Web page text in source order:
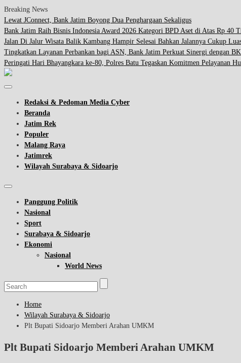
Breaking News
Lewat JConnect, Bank Jatim Boyong Dua Penghargaan Sekaligus
Bank Jatim Raih Bisnis Indonesia Award 2026 Kategori BPD Aset di Atas Rp 40
Jalan Di Jalur Wisata Balik Kambang Hampir Selesai Bahkan Jalannya Cukup
Tingkatkan Layanan Perbankan bagi ASN, Bank Jatim Perkuat Sinergi dengan
Peringati Hari Bhayangkara ke-80, Polres Batu Tegaskan Komitmen Pelayanan
Redaksi & Pedoman Media Cyber
Beranda
Jatim Rek
Populer
Malang Raya
Jatimrek
Wilayah Surabaya & Sidoarjo
Panggung Politik
Nasional
Sport
Surabaya & Sidoarjo
Ekonomi
Nasional
World News
Home
Wilayah Surabaya & Sidoarjo
Plt Bupati Sidoarjo Memberi Arahan UMKM
Plt Bupati Sidoarjo Memberi Arahan UMKM